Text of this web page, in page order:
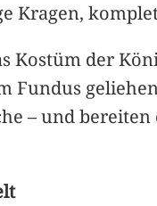
Kragen,
Kostüm der
Fundus
– und